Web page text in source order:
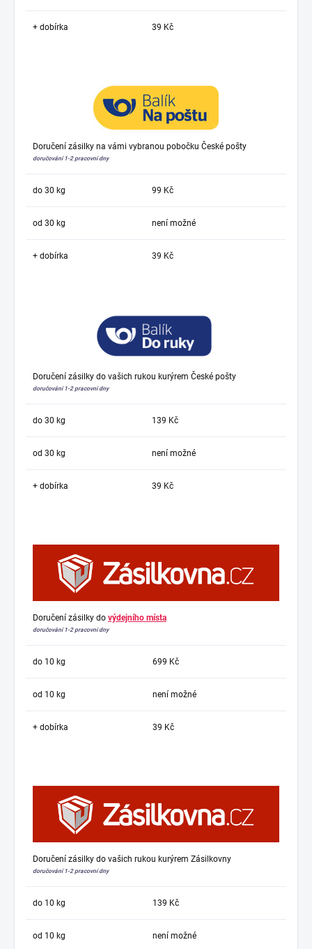
+ dobírka 39 Kč
Doručení zásilky na vámi vybranou pobočku České pošty
doručování 1-2 pracovní dny
do 30 kg 99 Kč
od 30 kg není možné
+ dobírka 39 Kč
Doručení zásilky do vašich rukou kurýrem České pošty
doručování 1-2 pracovní dny
do 30 kg 139 Kč
od 30 kg není možné
+ dobírka 39 Kč
Doručení zásilky do výdejního místa
doručování 1-2 pracovní dny
do 10 kg 699 Kč
od 10 kg není možné
+ dobírka 39 Kč
Doručení zásilky do vašich rukou kurýrem Zásilkovny
doručování 1-2 pracovní dny
do 10 kg 139 Kč
od 10 kg není možné